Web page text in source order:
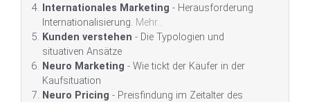
Internationales Marketing - Herausforderung
Internationalisierung. Mehr...
Kunden verstehen - Die Typologien und
situativen Ansätze
Neuro Marketing - Wie tickt der Käufer in der
Kaufsituation
Neuro Pricing - Preisfindung im Zeitalter des